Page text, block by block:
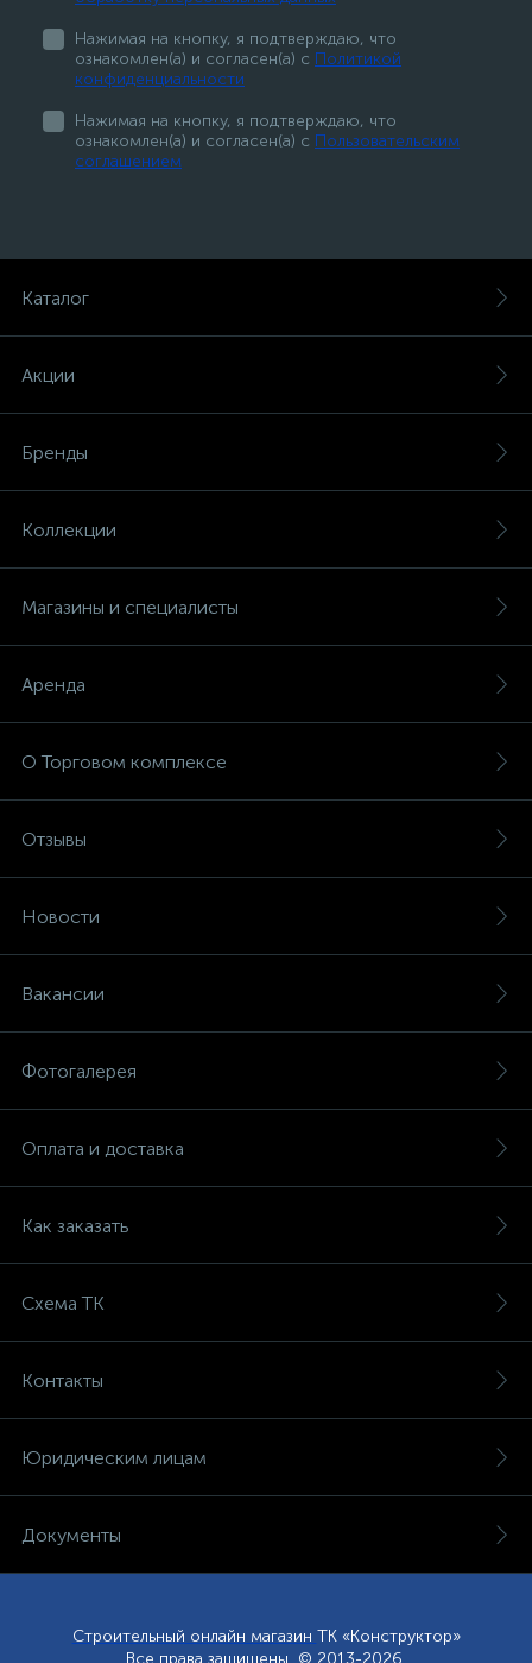
Нажимая на кнопку, я подтверждаю, что
ознакомлен(а) и согласен(а) с Политикой
конфиденциальности
Нажимая на кнопку, я подтверждаю, что
ознакомлен(а) и согласен(а) с Пользовательским
соглашением
Каталог
Акции
Бренды
Коллекции
Магазины и специалисты
Аренда
О Торговом комплексе
Отзывы
Новости
Вакансии
Фотогалерея
Оплата и доставка
Как заказать
Схема ТК
Контакты
Юридическим лицам
Документы
Строительный онлайн магазин ТК «Конструктор»